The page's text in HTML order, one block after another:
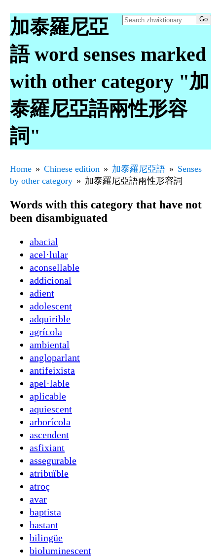
加泰羅尼亞
語 word senses marked
with other category "加
泰羅尼亞語兩性形容
詞"
Home Chinese edition 加泰羅尼亞語
Senses
by other category
加泰羅尼亞語兩性形容詞
Words with this category that have not
been disambiguated
abacial
acel·lular
aconsellable
addicional
adient
adolescent
adquirible
agrícola
ambiental
angloparlant
antifeixista
apel·lable
aplicable
aquiescent
arborícola
ascendent
asfixiant
assegurable
atribuïble
atroç
avar
baptista
bastant
bilingüe
bioluminescent